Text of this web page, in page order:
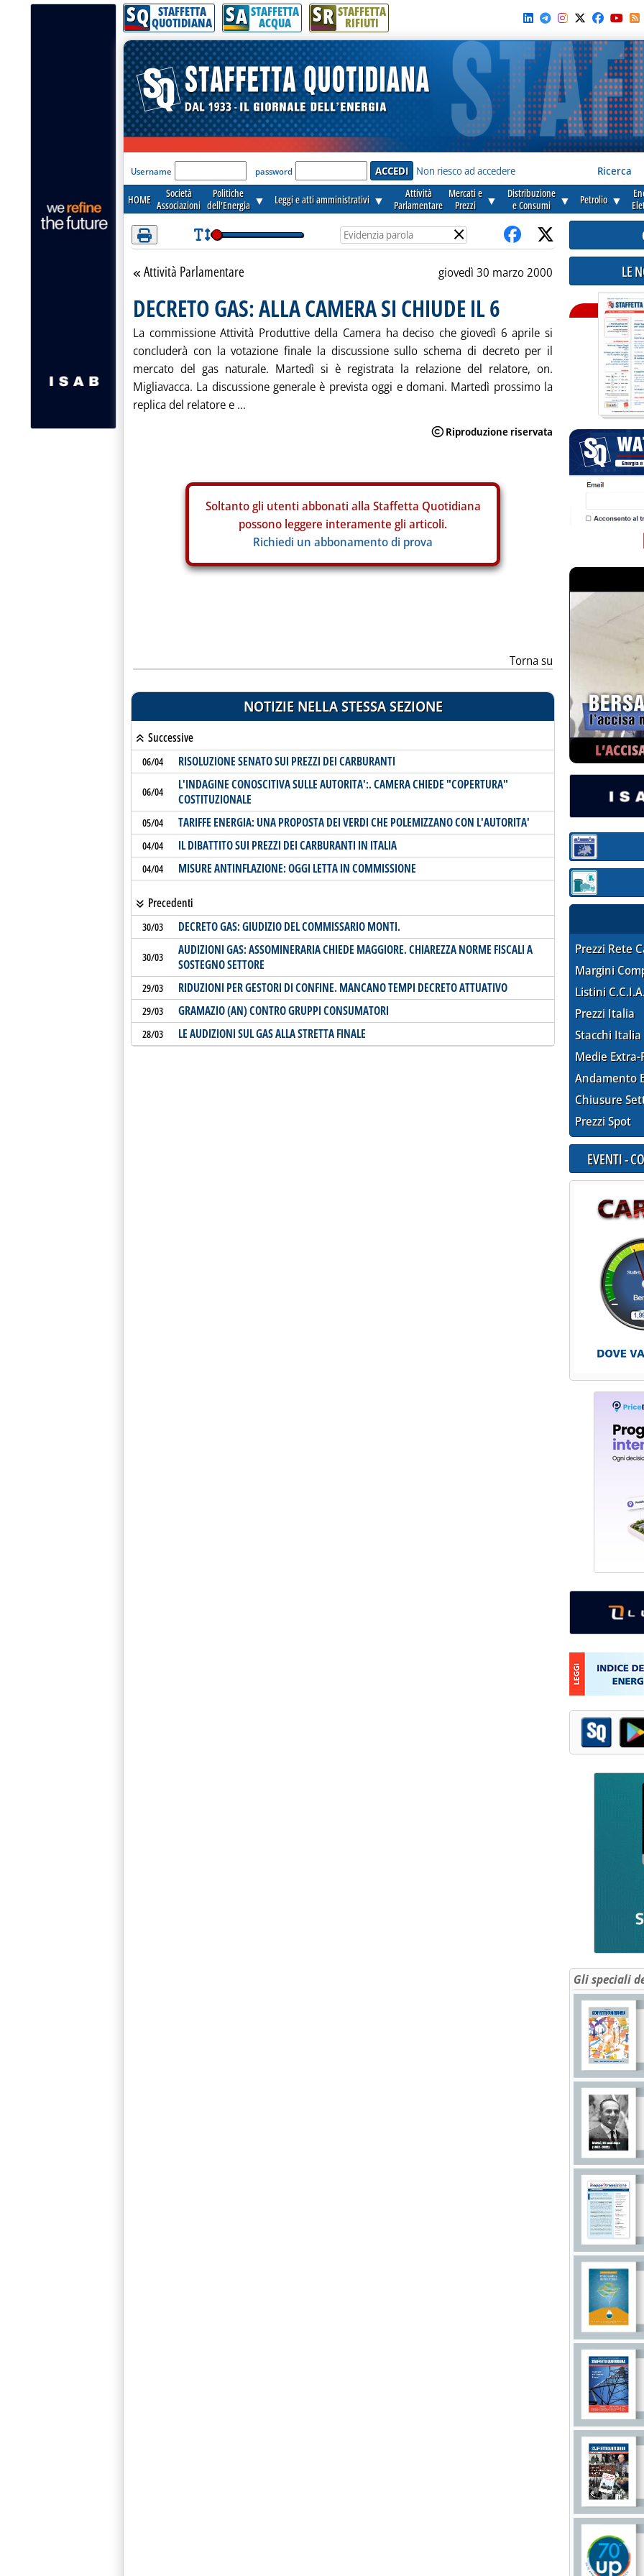
Attenzione! Esegui l'accesso per lèggere interamente la notizia.
SQ STAFFETTA
QUOTIDIANA SA STAFFETTA
ACQUA SR STAFFETTA
RIFIUTI
'Modulo Login per accedere'
Username password Non riesco ad accedere Ricerca
HOME
Società
Associazioni
Politiche
dell'Energia ▼ Leggi e atti amministrativi ▼
Attività
Parlamentare
Mercati e
Prezzi
▼
Distribuzione
e Consumi
▼ Petrolio ▼
×
Torna alla sezione
Attività Parlamentare giovedì 30 marzo 2000
DECRETO GAS: ALLA CAMERA SI CHIUDE IL 6
La commissione Attività Produttive della Camera ha deciso che giovedì 6 aprile si
concluderà con la votazione finale la discussione sullo schema di decreto per il
mercato del gas naturale. Martedì si è registrata la relazione del relatore, on.
Migliavacca. La discussione generale è prevista oggi e domani. Martedì prossimo la
replica del relatore e ...
Soltanto gli utenti abbonati alla Staffetta Quotidiana
possono leggere interamente gli articoli.
Richiedi un abbonamento di prova
Torna su
NOTIZIE NELLA STESSA SEZIONE
Successive
06/04 RISOLUZIONE SENATO SUI PREZZI DEI CARBURANTI
06/04
L'INDAGINE CONOSCITIVA SULLE AUTORITA':. CAMERA CHIEDE "COPERTURA"
COSTITUZIONALE
05/04 TARIFFE ENERGIA: UNA PROPOSTA DEI VERDI CHE POLEMIZZANO CON L'AUTORITA'
04/04 IL DIBATTITO SUI PREZZI DEI CARBURANTI IN ITALIA
04/04 MISURE ANTINFLAZIONE: OGGI LETTA IN COMMISSIONE
Precedenti
30/03 DECRETO GAS: GIUDIZIO DEL COMMISSARIO MONTI.
30/03
AUDIZIONI GAS: ASSOMINERARIA CHIEDE MAGGIORE. CHIAREZZA NORME FISCALI A
SOSTEGNO SETTORE
29/03 RIDUZIONI PER GESTORI DI CONFINE. MANCANO TEMPI DECRETO ATTUATIVO
29/03 GRAMAZIO (AN) CONTRO GRUPPI CONSUMATORI
28/03 LE AUDIZIONI SUL GAS ALLA STRETTA FINALE
LE
Sezione:
Sezione:
Prezzi Rete
Margini
Listini
Prezzi Italia
Stacchi Italia
Medie Extra-
Andamento
Chiusure
Prezzi Spot
EVENTI -
Gli speciali